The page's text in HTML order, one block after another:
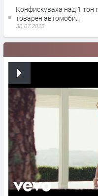
Конфискуваха над 1 тон
товарен автомобил
30.07.2025